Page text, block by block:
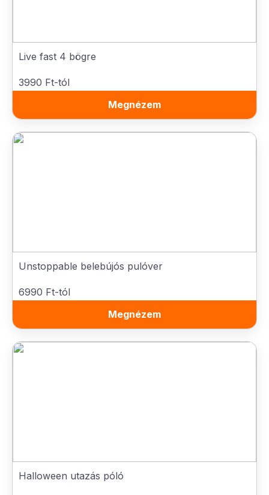
Live fast 4 bögre
3990 Ft-tól
Megnézem
Unstoppable belebújós pulóver
6990 Ft-tól
Megnézem
Halloween utazás póló